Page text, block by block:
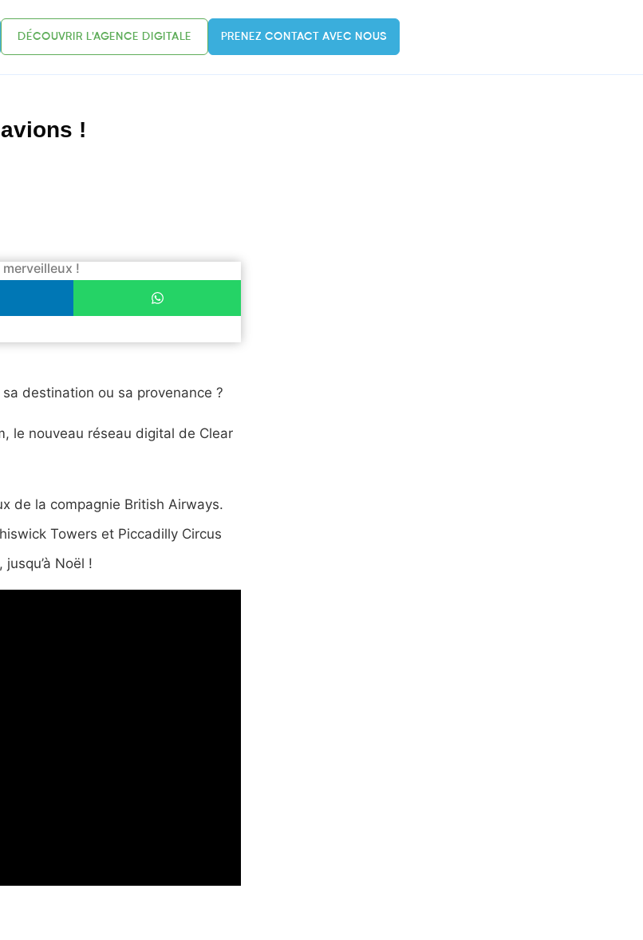
DÉCOUVRIR L'AGENCE DIGITALE PRENEZ CONTACT AVEC NOUS
!
!
destination ou sa provenance ?
le nouveau réseau digital de Clear
de la compagnie British Airways.
Towers et Piccadilly Circus
Noël !